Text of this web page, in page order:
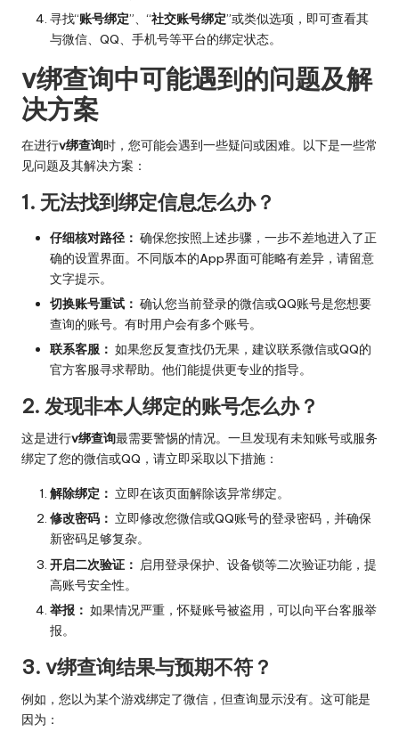
寻找“账号绑定”、“社交账号绑定”或类似选项，即可查看其
与微信、QQ、手机号等平台的绑定状态。
v绑查询中可能遇到的问题及解
决方案
在进行v绑查询时，您可能会遇到一些疑问或困难。以下是一些常
见问题及其解决方案：
1. 无法找到绑定信息怎么办？
仔细核对路径： 确保您按照上述步骤，一步不差地进入了正
确的设置界面。不同版本的App界面可能略有差异，请留意
文字提示。
切换账号重试： 确认您当前登录的微信或QQ账号是您想要
查询的账号。有时用户会有多个账号。
联系客服： 如果您反复查找仍无果，建议联系微信或QQ的
官方客服寻求帮助。他们能提供更专业的指导。
2. 发现非本人绑定的账号怎么办？
这是进行v绑查询最需要警惕的情况。一旦发现有未知账号或服务
绑定了您的微信或QQ，请立即采取以下措施：
解除绑定： 立即在该页面解除该异常绑定。
修改密码： 立即修改您微信或QQ账号的登录密码，并确保
新密码足够复杂。
开启二次验证： 启用登录保护、设备锁等二次验证功能，提
高账号安全性。
举报： 如果情况严重，怀疑账号被盗用，可以向平台客服举
报。
3. v绑查询结果与预期不符？
例如，您以为某个游戏绑定了微信，但查询显示没有。这可能是
因为：